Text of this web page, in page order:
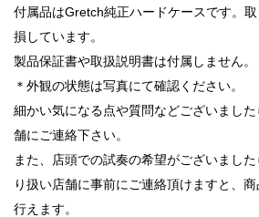
付属品はGretch純正ハードケースです。
損しています。
製品保証書や取扱説明書は付属しません。
＊外観の状態は写真にて確認ください。
細かい気になる点や質問などございまし
舗にご連絡下さい。
また、店頭での試奏の希望がございまし
り扱い店舗に事前にご連絡頂けますと、
行えます。